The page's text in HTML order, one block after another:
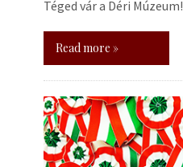
Téged vár a Déri Múzeum!
Read more »